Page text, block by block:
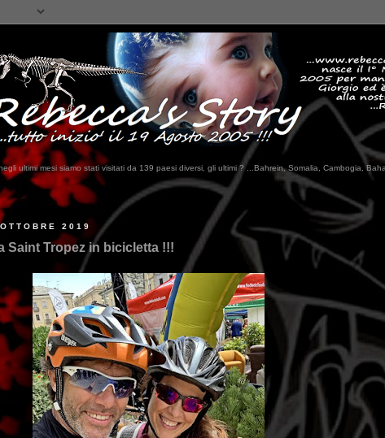
ultimi mesi siamo stati visitati da 139 paesi diversi, gli ultimi ? ...Bahrein, Somalia, Cambogia,
2019
Saint Tropez in bicicletta !!!